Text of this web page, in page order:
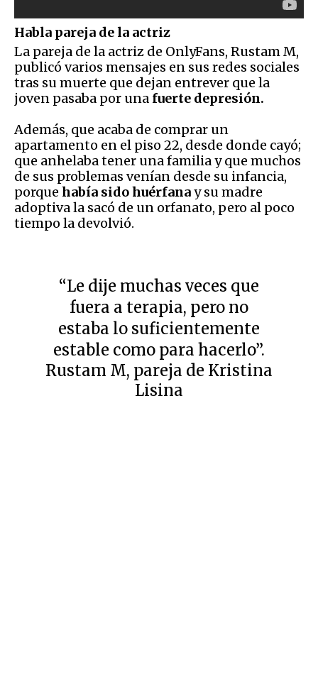
Habla pareja de la actriz
La pareja de la actriz de OnlyFans, Rustam M,
publicó varios mensajes en sus redes sociales
tras su muerte que dejan entrever que la
joven pasaba por una fuerte depresión.
Además, que acaba de comprar un
apartamento en el piso 22, desde donde cayó;
que anhelaba tener una familia y que muchos
de sus problemas venían desde su infancia,
porque había sido huérfanay su madre
adoptiva la sacó de un orfanato, pero al poco
tiempo la devolvió.
“Le dije muchas veces que
fuera a terapia, pero no
estaba lo suficientemente
estable como para hacerlo”.
Rustam M, pareja de Kristina
Lisina